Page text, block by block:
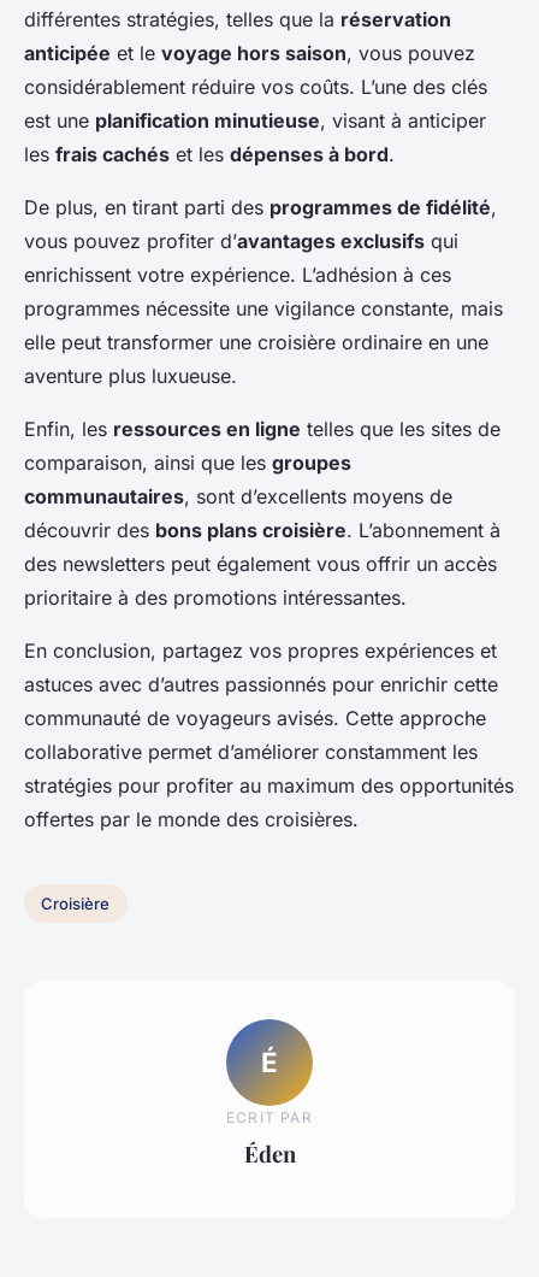
différentes stratégies, telles que la réservation
anticipée et le voyage hors saison, vous pouvez
considérablement réduire vos coûts. L’une des clés
est une planification minutieuse, visant à anticiper
les frais cachés et les dépenses à bord.
De plus, en tirant parti des programmes de fidélité,
vous pouvez profiter d’avantages exclusifs qui
enrichissent votre expérience. L’adhésion à ces
programmes nécessite une vigilance constante, mais
elle peut transformer une croisière ordinaire en une
aventure plus luxueuse.
Enfin, les ressources en ligne telles que les sites de
comparaison, ainsi que les groupes
communautaires, sont d’excellents moyens de
découvrir des bons plans croisière. L’abonnement à
des newsletters peut également vous offrir un accès
prioritaire à des promotions intéressantes.
En conclusion, partagez vos propres expériences et
astuces avec d’autres passionnés pour enrichir cette
communauté de voyageurs avisés. Cette approche
collaborative permet d’améliorer constamment les
stratégies pour profiter au maximum des opportunités
offertes par le monde des croisières.
Croisière
É
ECRIT PAR
Éden